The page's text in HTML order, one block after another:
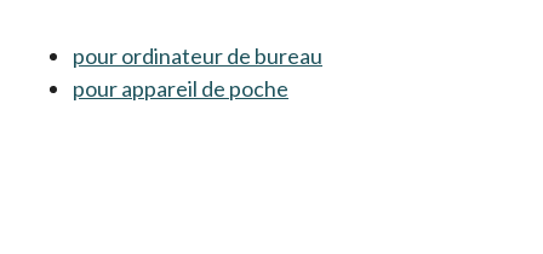
pour ordinateur de bureau
pour appareil de poche